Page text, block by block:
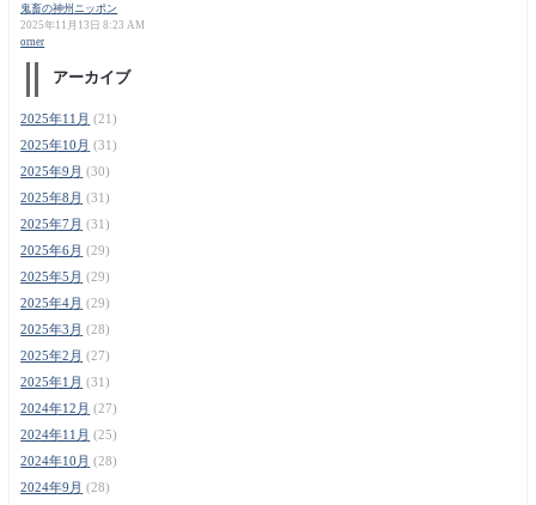
鬼畜の神州ニッポン
2025年11月13日 8:23 AM
orner
アーカイブ
2025年11月 (21)
2025年10月 (31)
2025年9月 (30)
2025年8月 (31)
2025年7月 (31)
2025年6月 (29)
2025年5月 (29)
2025年4月 (29)
2025年3月 (28)
2025年2月 (27)
2025年1月 (31)
2024年12月 (27)
2024年11月 (25)
2024年10月 (28)
2024年9月 (28)